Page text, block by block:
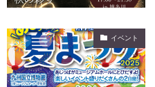
イベント